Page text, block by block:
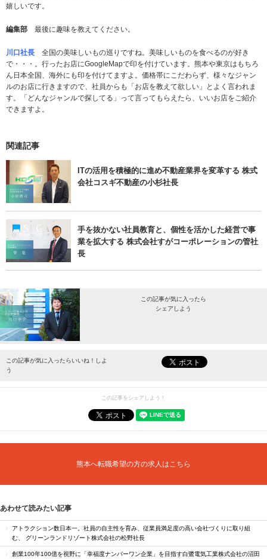
嬉しいです。
編集部 最後に趣味を教えてください。
川口社長 全国の美味しいもの巡りですね。美味しいものを食べるのが好き
で・・・。行ったお店にGoogleMapで印を付けています。熊本や東京はもちろ
ん日本全国、海外にも印を付けてますよ。価格帯にこだわらず、様々なジャン
ルのお店に行きますので、社員からも「お店を教えて欲しい」とよく言われま
す。「どんなジャンルで探してる」って言ってもらえたら、いいお店をご紹介
できますよ。
関連記事
ITの活用を積極的に進め不動産業界を変革する 株式
会社コスギ不動産の小杉社長
手を抜かない社員教育と、個性を活かした経営で事
業を拡大する 株式会社すがコーポレーションの管社
長
この記事が気に入ったら
シェアしよう
最新情報をお届けします。
この記事が気に入ったらいいね！しよ
う
この記事をシェアしよう！
熊本へ転職希望の方の求人はこちら
あわせて読みたい記事
アトラクション数日本一。社員の自主性を育み、従業員満足度の高い会社づくりに取り組
む、 グリーンランドリゾート株式会社の松野社長
創業100年100億を視野に「幸福度ナンバーワン企業」を目指す白鷺電気工業株式会社の沼田